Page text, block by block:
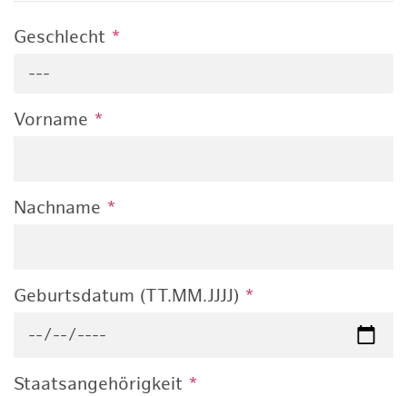
Geschlecht *
---
Vorname *
Nachname *
Geburtsdatum (TT.MM.JJJJ) *
Staatsangehörigkeit *